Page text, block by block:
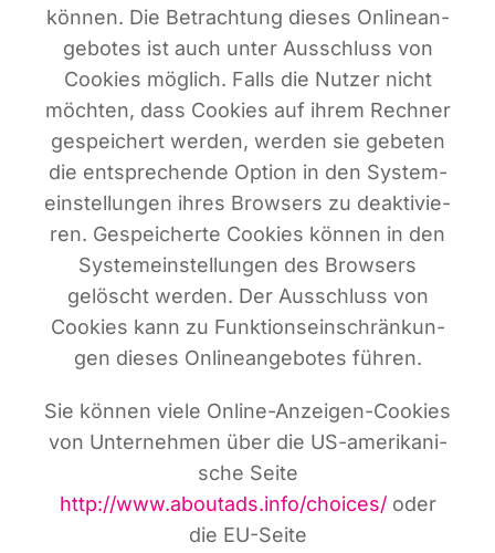
kön­nen. Die Betrach­tung die­ses Online­an­
ge­bo­tes ist auch unter Aus­schluss von
Coo­kies mög­lich. Falls die Nut­zer nicht
möch­ten, dass Coo­kies auf ihrem Rech­ner
gespei­chert wer­den, wer­den sie gebe­ten
die ent­spre­chen­de Opti­on in den Sys­tem­
ein­stel­lun­gen ihres Brow­sers zu deak­ti­vie­
ren. Gespei­cher­te Coo­kies kön­nen in den
Sys­tem­ein­stel­lun­gen des Brow­sers
gelöscht wer­den. Der Aus­schluss von
Coo­kies kann zu Funk­ti­ons­ein­schrän­kun­
gen die­ses Online­an­ge­bo­tes führen.
Sie kön­nen vie­le Online-Anzei­gen-Coo­kies
von Unter­neh­men über die US-ame­ri­ka­ni­
sche Sei­te
http://www.aboutads.info/choices/oder
die EU-Sei­te